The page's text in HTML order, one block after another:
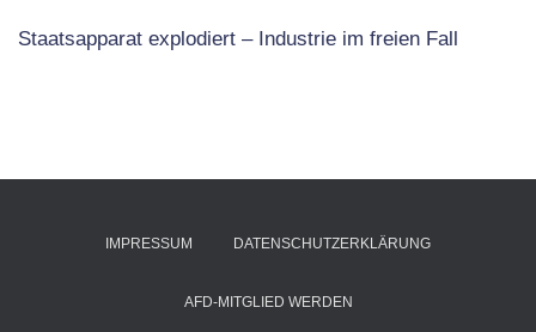
Staatsapparat explodiert – Industrie im freien Fall
IMPRESSUM DATENSCHUTZERKLÄRUNG
AFD-MITGLIED WERDEN